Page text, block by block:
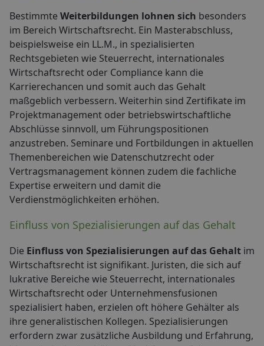
Bestimmte Weiterbildungen lohnen sich besonders
im Bereich Wirtschaftsrecht. Ein Masterabschluss,
beispielsweise ein LL.M., in spezialisierten
Rechtsgebieten wie Steuerrecht, internationales
Wirtschaftsrecht oder Compliance kann die
Karrierechancen und somit auch das Gehalt
maßgeblich verbessern. Weiterhin sind Zertifikate im
Projektmanagement oder betriebswirtschaftliche
Abschlüsse sinnvoll, um Führungspositionen
anzustreben. Seminare und Fortbildungen in aktuellen
Themenbereichen wie Datenschutzrecht oder
Vertragsmanagement können zudem die fachliche
Expertise erweitern und damit die
Verdienstmöglichkeiten erhöhen.
Einfluss von Spezialisierungen auf das Gehalt
Die Einfluss von Spezialisierungen auf das Gehalt im
Wirtschaftsrecht ist signifikant. Juristen, die sich auf
lukrative Bereiche wie Steuerrecht, internationales
Wirtschaftsrecht oder Unternehmensfusionen
spezialisiert haben, erzielen oft höhere Gehälter als
ihre generalistischen Kollegen. Spezialisierungen
erfordern zwar zusätzliche Ausbildung und Erfahrung,